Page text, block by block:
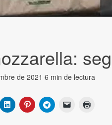
de 2021 6 min de lectura